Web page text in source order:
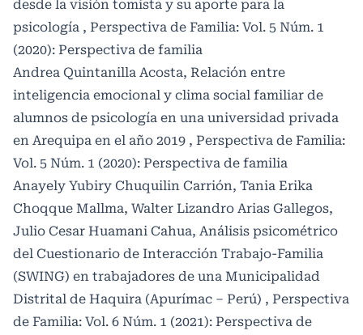
desde la visión tomista y su aporte para la
psicología , Perspectiva de Familia: Vol. 5 Núm. 1
(2020): Perspectiva de familia
Andrea Quintanilla Acosta, Relación entre
inteligencia emocional y clima social familiar de
alumnos de psicología en una universidad privada
en Arequipa en el año 2019 , Perspectiva de Familia:
Vol. 5 Núm. 1 (2020): Perspectiva de familia
Anayely Yubiry Chuquilin Carrión, Tania Erika
Choqque Mallma, Walter Lizandro Arias Gallegos,
Julio Cesar Huamani Cahua, Análisis psicométrico
del Cuestionario de Interacción Trabajo-Familia
(SWING) en trabajadores de una Municipalidad
Distrital de Haquira (Apurímac – Perú) , Perspectiva
de Familia: Vol. 6 Núm. 1 (2021): Perspectiva de